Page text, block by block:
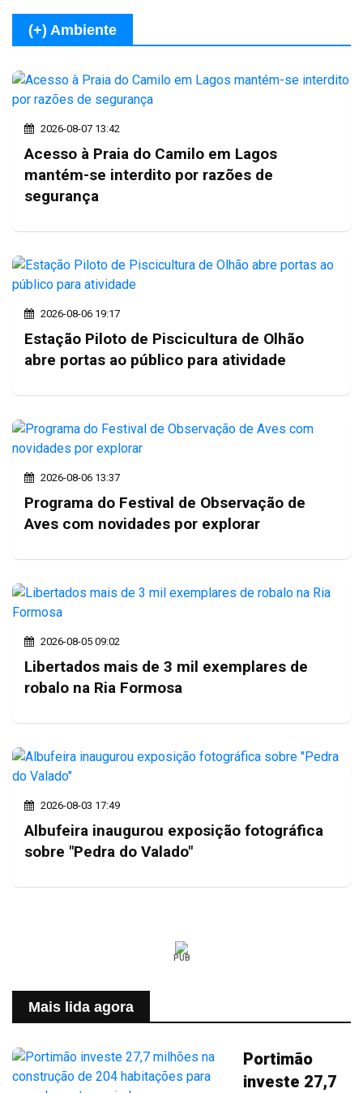
(+) Ambiente
2026-08-07 13:42
Acesso à Praia do Camilo em Lagos
mantém-se interdito por razões de
segurança
2026-08-06 19:17
Estação Piloto de Piscicultura de Olhão
abre portas ao público para atividade
2026-08-06 13:37
Programa do Festival de Observação de
Aves com novidades por explorar
2026-08-05 09:02
Libertados mais de 3 mil exemplares de
robalo na Ria Formosa
2026-08-03 17:49
Albufeira inaugurou exposição fotográfica
sobre "Pedra do Valado"
PUB
Mais lida agora
Portimão
investe 27,7